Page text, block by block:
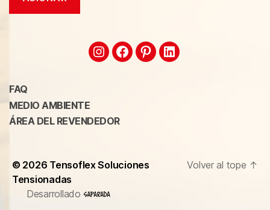
FAQ
MEDIO AMBIENTE
ÁREA DEL REVENDEDOR
© 2026 Tensoflex Soluciones
Tensionadas
Desarrollado
Volver al tope ↑